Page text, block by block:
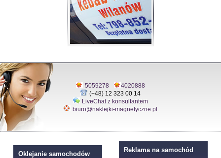
5059278
4020888
(+48) 12 323 00 14
LiveChat z konsultantem
biuro@naklejki-magnetyczne.pl
Oklejanie samochodów Reklama na samochód